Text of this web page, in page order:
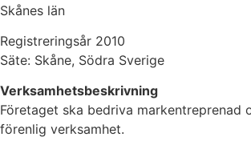
Skånes län
Registreringsår 2010
Säte: Skåne, Södra Sverige
Verksamhetsbeskrivning
Företaget ska bedriva markentreprenad
förenlig verksamhet.